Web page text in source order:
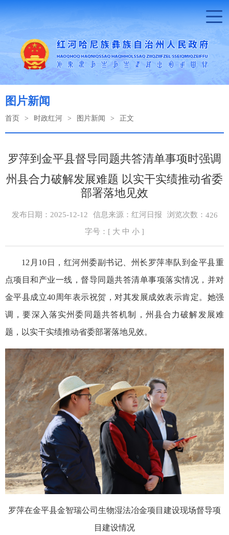
图片新闻
首页 > 时政红河 > 图片新闻 > 正文
罗萍到金平县督导同题共答清单事项时强调
州县合力破解发展难题 以实干实绩推动省委
部署落地见效
发布日期：2025-12-12 信息来源：红河日报 浏览次数： 426
字号：[ 大 中 小 ]
12月10日，红河州委副书记、州长罗萍率队到金平县重
点项目和产业一线，督导同题共答清单事项落实情况，并对
金平县成立40周年表示祝贺，对其发展成效表示肯定。她强
调，要深入落实州委同题共答机制，州县合力破解发展难
题，以实干实绩推动省委部署落地见效。
罗萍在金平县金智瑞公司生物湿法冶金项目建设现场督导项
目建设情况